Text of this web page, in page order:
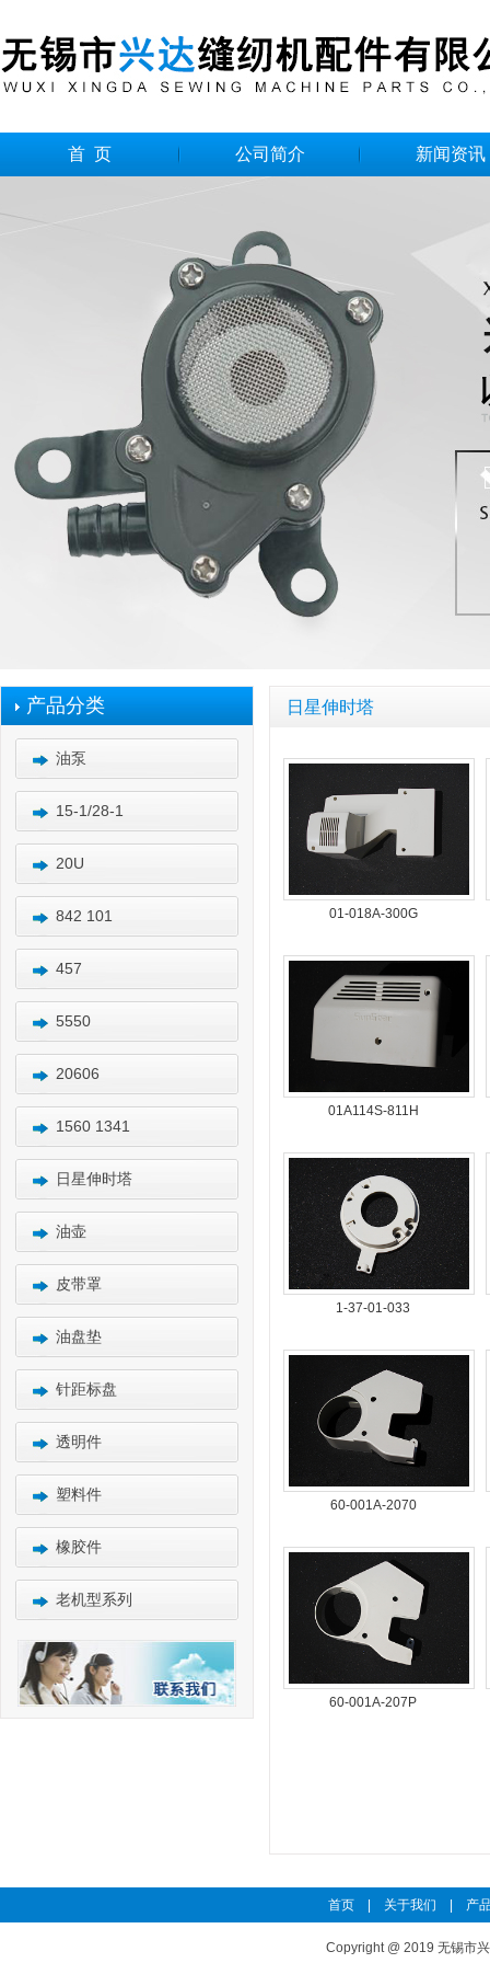
首 页 公司简介 新闻资讯
产品分类
油泵
15-1/28-1
20U
842 101
457
5550
20606
1560 1341
日星伸时塔
油壶
皮带罩
油盘垫
针距标盘
透明件
塑料件
橡胶件
老机型系列
日星伸时塔
01-018A-300G
01A114S-811H
1-37-01-033
60-001A-2070
60-001A-207P
首页 关于我们 产
Copyright @ 2019 无锡市